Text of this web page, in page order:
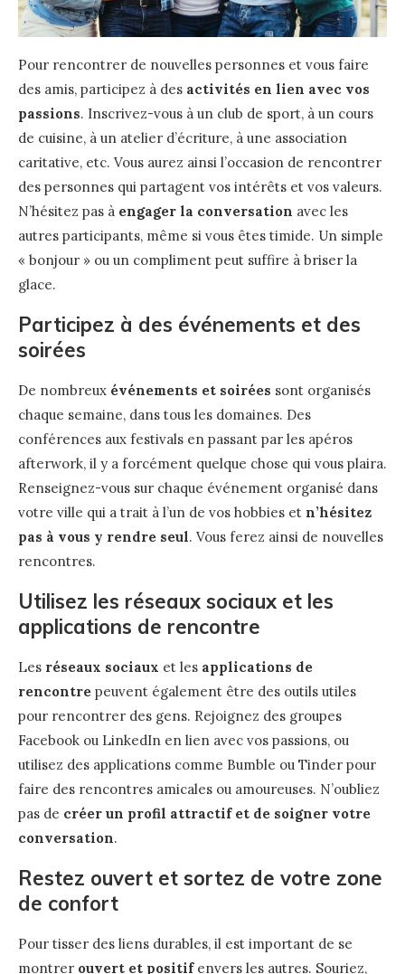
Pour rencontrer de nouvelles personnes et vous faire
des amis, participez à des activités en lien avec vos
passions. Inscrivez-vous à un club de sport, à un cours
de cuisine, à un atelier d’écriture, à une association
caritative, etc. Vous aurez ainsi l’occasion de rencontrer
des personnes qui partagent vos intérêts et vos valeurs.
N’hésitez pas à engager la conversation avec les
autres participants, même si vous êtes timide. Un simple
« bonjour » ou un compliment peut suffire à briser la
glace.
Participez à des événements et des
soirées
De nombreux événements et soirées sont organisés
chaque semaine, dans tous les domaines. Des
conférences aux festivals en passant par les apéros
afterwork, il y a forcément quelque chose qui vous plaira.
Renseignez-vous sur chaque événement organisé dans
votre ville qui a trait à l’un de vos hobbies et n’hésitez
pas à vous y rendre seul. Vous ferez ainsi de nouvelles
rencontres.
Utilisez les réseaux sociaux et les
applications de rencontre
Les réseaux sociaux et les applications de
rencontre peuvent également être des outils utiles
pour rencontrer des gens. Rejoignez des groupes
Facebook ou LinkedIn en lien avec vos passions, ou
utilisez des applications comme Bumble ou Tinder pour
faire des rencontres amicales ou amoureuses. N’oubliez
pas de créer un profil attractif et de soigner votre
conversation.
Restez ouvert et sortez de votre zone
de confort
Pour tisser des liens durables, il est important de se
montrer ouvert et positifenvers les autres. Souriez,